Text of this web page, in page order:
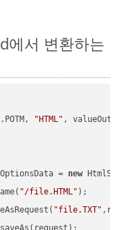
에서 변환하는
"HTML" ,
= new
"/file.HTML" );
"file.TXT"